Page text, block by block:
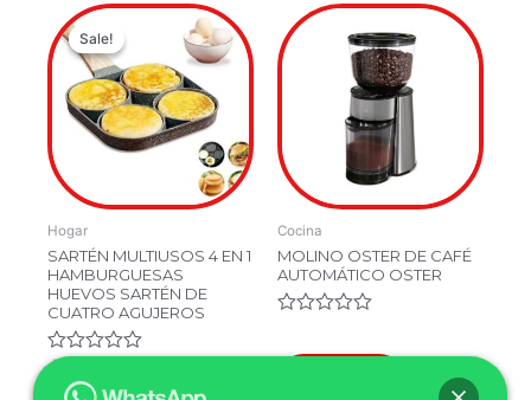
Sale!
Sale!
Hogar
SARTÉN MULTIUSOS 4 EN 1
HAMBURGUESAS
HUEVOS SARTÉN DE
CUATRO AGUJEROS
Valorado
$
Original
price
was:
$129,900.00.
Current
price
is:
$59,900.00.
Cocina
MOLINO OSTER DE CAFÉ
AUTOMÁTICO OSTER